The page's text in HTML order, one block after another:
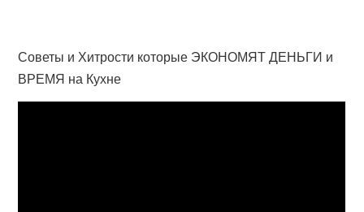
Советы и Хитрости которые ЭКОНОМЯТ ДЕНЬГИ и
ВРЕМЯ на Кухне